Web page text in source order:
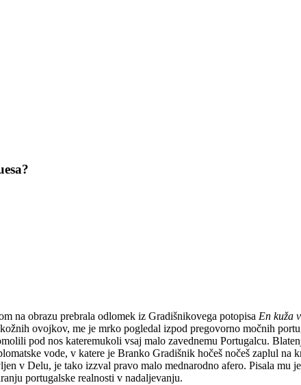
na obrazu prebrala odlomek iz Gradišnikovega potopisa En kuža
ovojkov, me je mrko pogledal izpod pregovorno močnih
pod nos kateremukoli vsaj malo zavednemu Portugalcu.
vode, v katere je Branko Gradišnik hočeš nočeš zaplul
v Delu, je tako izzval pravo malo mednarodno afero. Pisala
portugalske realnosti v nadaljevanju.